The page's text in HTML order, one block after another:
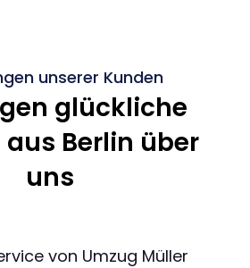
unserer Kunden
glückliche
Berlin über
uns
von Umzug Müller